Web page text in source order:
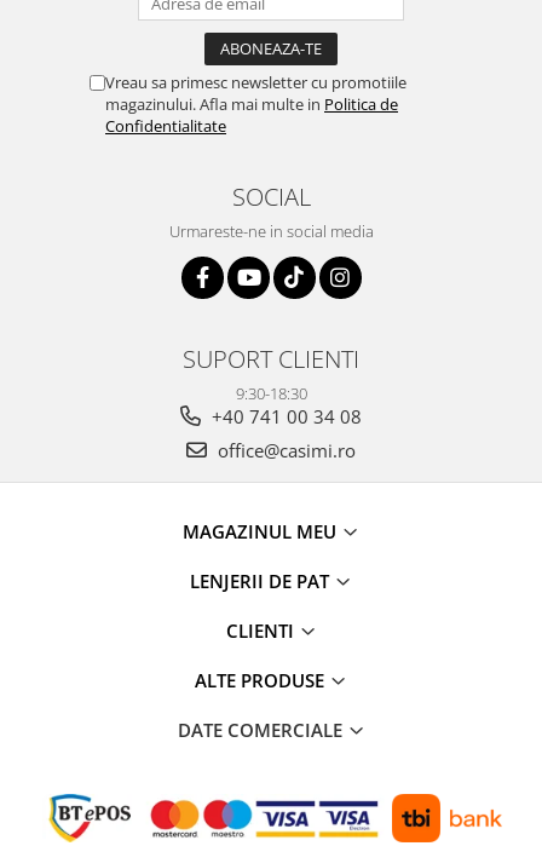
Vreau sa primesc newsletter cu promotiile
magazinului. Afla mai multe in Politica de
Confidentialitate
SOCIAL
Urmareste-ne in social media
SUPORT CLIENTI
9:30-18:30
+40 741 00 34 08
office@casimi.ro
MAGAZINUL MEU
LENJERII DE PAT
CLIENTI
ALTE PRODUSE
DATE COMERCIALE